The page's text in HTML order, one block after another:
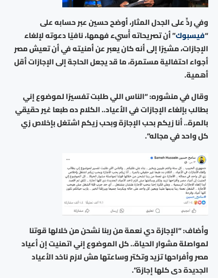
وفي ردٍّ على الجدل المثار، أوضح حسين عبر حسابه على
“فيسبوك” أن تصريحاته أُسيء فهمها، نافيًا دعوته لإلغاء
الإجازات، مشيرًا إلى أنه كان يعبر عن أمنيته في أن تعيش مصر
أجواء احتفالية مستمرة، ما قد يجعل الحاجة إلى الإجازات أقل
أهمية.
وقال في منشوره: “الناس اللي طلبت تفسيرًا لموضوع إني
بطالب بإلغاء الإجازات في الأعياد.. الكلام ده طبعا غير حقيقي
بالمرة.. أنا زيكم بحب الإجازة وبحب زيكم اشتغل بإخلاص زي
كل واحد في مجاله”.
وأضاف: “الإجازة دي نعمة من ربنا نشحن من خلالها قوتنا
لمواصلة مشوار الحياة.. كل الموضوع إني اتمنيت إن أعياد
مصر وأفراحها تزيد وتكتر وساعتها مش لازم ناخد الأعياد
الجديدة دى كلها إجازة”.